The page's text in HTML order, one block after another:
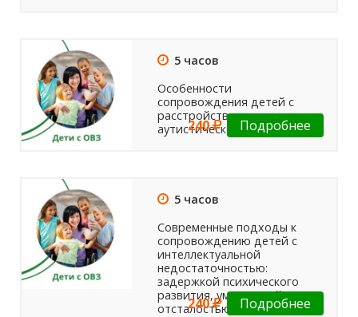
5 часов
Особенности
сопровождения детей с
расстройствами
аутистического спектра
240 Подробнее
5 часов
Современные подходы к
сопровождению детей с
интеллектуальной
недостаточностью:
задержкой психического
развития, умственной
отсталостью, деменцией
240 Подробнее